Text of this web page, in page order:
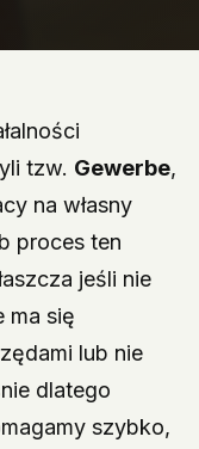
tzw. Gewerbe,
na własny
proces ten
jeśli nie
ma się
lub nie
dlatego
szybko,